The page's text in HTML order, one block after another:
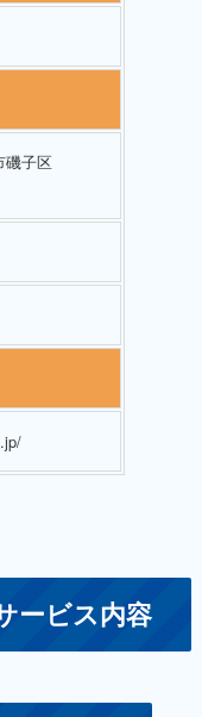
磯子区
ービス内容